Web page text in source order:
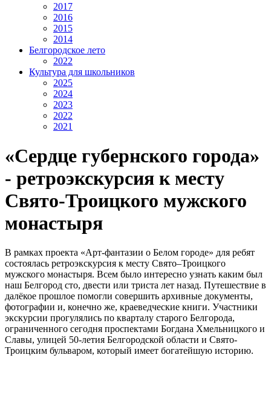
2017
2016
2015
2014
Белгородское лето
2022
Культура для школьников
2025
2024
2023
2022
2021
«Сердце губернского города»
- ретроэкскурсия к месту
Свято-Троицкого мужского
монастыря
В рамках проекта «Арт-фантазии о Белом городе» для ребят
состоялась ретроэкскурсия к месту Свято–Троицкого
мужского монастыря. Всем было интересно узнать каким был
наш Белгород сто, двести или триста лет назад. Путешествие в
далёкое прошлое помогли совершить архивные документы,
фотографии и, конечно же, краеведческие книги. Участники
экскурсии прогулялись по кварталу старого Белгорода,
ограниченного сегодня проспектами Богдана Хмельницкого и
Славы, улицей 50-летия Белгородской области и Свято-
Троицким бульваром, который имеет богатейшую историю.